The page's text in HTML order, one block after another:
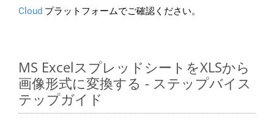
Cloud プラットフォームでご確認ください。
MS ExcelスプレッドシートをXLSから
画像形式に変換する - ステップバイス
テップガイド